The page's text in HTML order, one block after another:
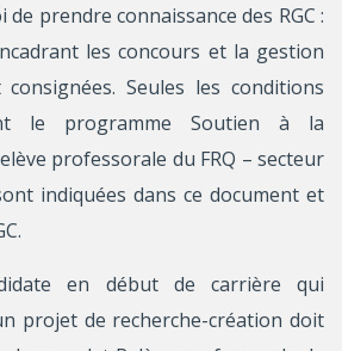
prendre connaissance des RGC :
les concours et la gestion
Seules les conditions
le programme Soutien à la
professorale du FRQ – secteur
indiquées dans ce document et
en début de carrière qui
projet de recherche-création doit